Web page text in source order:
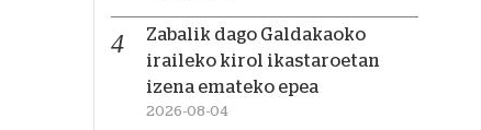
Zabalik dago Galdakaoko
iraileko kirol ikastaroetan
izena emateko epea
2026-08-04